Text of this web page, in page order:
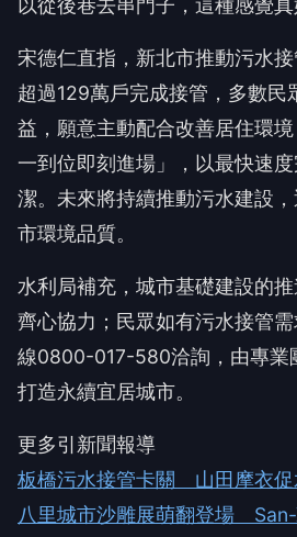
以從後巷去串門子，這種感覺真
宋德仁直指，新北市推動污水
超過129萬戶完成接管，多數民
益，願意主動配合改善居住環
一到位即刻進場」，以最快速
潔。未來將持續推動污水建設
市環境品質。
水利局補充，城市基礎建設的
齊心協力；民眾如有污水接管
線0800-017-580洽詢，由專業
打造永續宜居城市。
更多引新聞報導
板橋污水接管卡關 山田摩衣促
八里城市沙雕展萌翻登場